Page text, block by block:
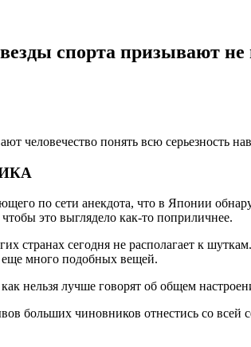
спорта призывают
человечество понять всю серьезность
по сети анекдота, что в Японии
это выглядело как-то поприличнее.
странах сегодня не располагает к
много подобных вещей.
нельзя лучше говорят об общем
больших чиновников отнестись со всей